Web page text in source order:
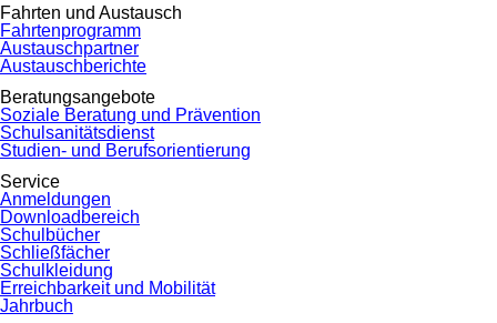
Fahrten und Austausch
Fahrtenprogramm
Austauschpartner
Austauschberichte
Beratungsangebote
Soziale Beratung und Prävention
Schulsanitätsdienst
Studien- und Berufsorientierung
Service
Anmeldungen
Downloadbereich
Schulbücher
Schließfächer
Schulkleidung
Erreichbarkeit und Mobilität
Jahrbuch